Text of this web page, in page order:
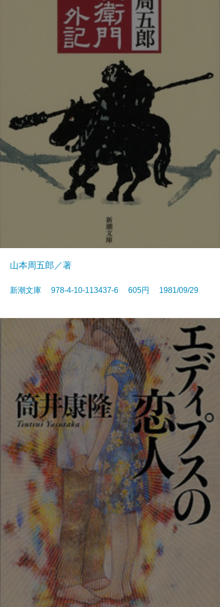
山本周五郎／著
新潮文庫 978-4-10-113437-6 605円 1981/09/29